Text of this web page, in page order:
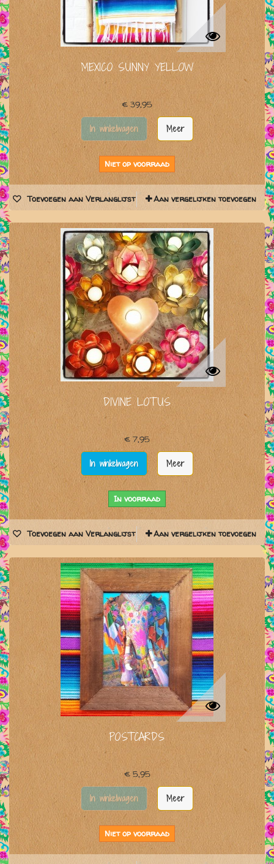
MEXICO SUNNY YELLOW
€ 39,95
In winkelwagen Meer
Niet op voorraad
Toevoegen aan Verlanglijst Aan vergelijken toevoegen
DIVINE LOTUS
€ 7,95
In winkelwagen Meer
In voorraad
Toevoegen aan Verlanglijst Aan vergelijken toevoegen
POSTCARDS
€ 5,95
In winkelwagen Meer
Niet op voorraad